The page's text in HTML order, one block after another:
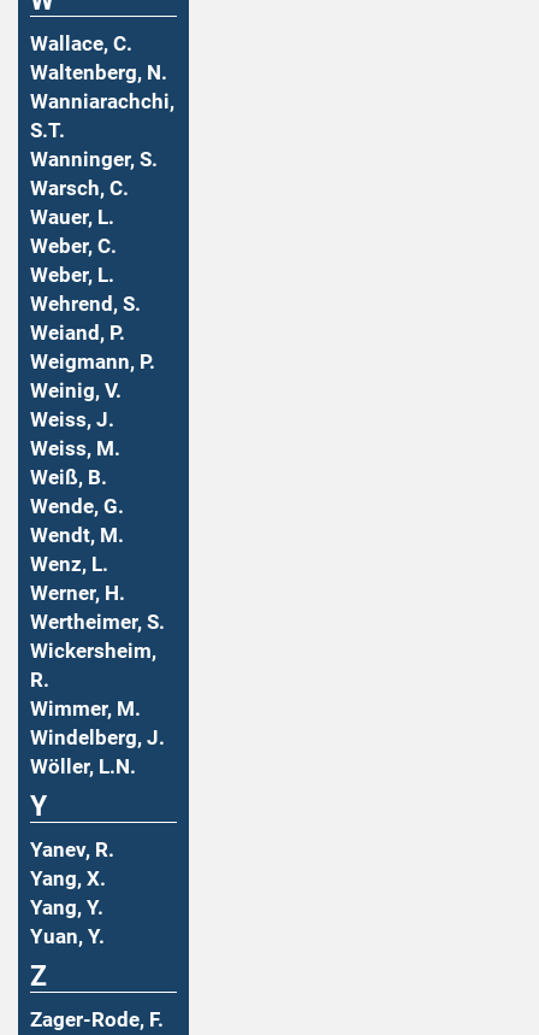
Wallace, C.
Waltenberg, N.
Wanniarachchi,
S.T.
Wanninger, S.
Warsch, C.
Wauer, L.
Weber, C.
Weber, L.
Wehrend, S.
Weiand, P.
Weigmann, P.
Weinig, V.
Weiss, J.
Weiss, M.
Weiß, B.
Wende, G.
Wendt, M.
Wenz, L.
Werner, H.
Wertheimer, S.
Wickersheim,
R.
Wimmer, M.
Windelberg, J.
Wöller, L.N.
Y
Yanev, R.
Yang, X.
Yang, Y.
Yuan, Y.
Z
Zager-Rode, F.